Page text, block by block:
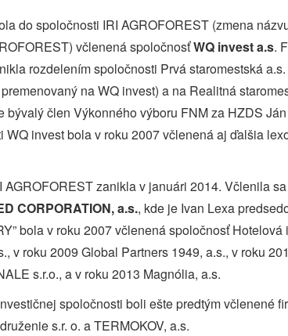
do spoločnosti IRI AGROFOREST (zmena
včlenená spoločnosťWQ invest a.s.
rozdelením spoločnosti Prvá staromestská
na WQ invest) a na Realitná
bývalý člen Výkonného výboru FNM za HZDS
WQ invest bola v roku 2007 včlenená aj ďalšia
AGROFOREST zanikla v januári 2014. Včlenila
CORPORATION, a.s., kde je Ivan Lexa
bola v roku 2007 včlenená spoločnosť
v roku 2009 Global Partners 1949, a.s., v roku
s.r.o., a v roku 2013 Magnólia, a.s.
spoločnosti boli ešte predtým včlenené
s.r. o. a TERMOKOV, a.s.